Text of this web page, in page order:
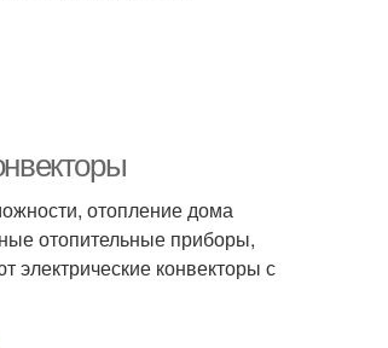
отопление дома
отопительные приборы,
электрические конвекторы с